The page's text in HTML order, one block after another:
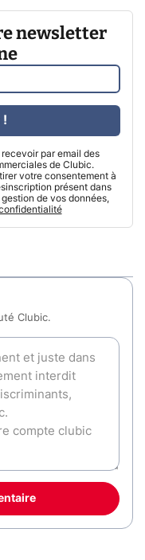
newsletter
recevoir par email des
de Clubic.
votre consentement à
présent dans
de vos données,
!
Clubic.